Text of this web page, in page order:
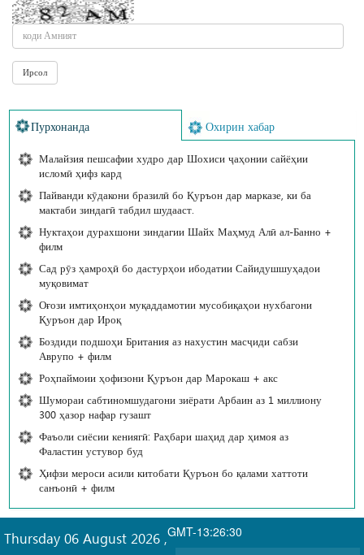
Пурхонанда Охирин хабар
Малайзия пешсафии худро дар Шохиси ҷаҳонии сайёҳии
исломӣ ҳифз кард
Пайванди кӯдакони бразилӣ бо Қуръон дар марказе, ки ба
мактаби зиндагӣ табдил шудааст.
Нуктаҳои дурахшони зиндагии Шайх Маҳмуд Алӣ ал-Банно +
филм
Сад рӯз ҳамроҳӣ бо дастурҳои ибодатии Сайидушшуҳадои
муқовимат
Оғози имтиҳонҳои муқаддамотии мусобиқаҳои нухбагони
Қуръон дар Ироқ
Боздиди подшоҳи Британия аз нахустин масҷиди сабзи
Аврупо + филм
Роҳпаймоии ҳофизони Қуръон дар Марокаш + акс
Шумораи сабтиномшудагони зиёрати Арбаин аз 1 миллиону
300 ҳазор нафар гузашт
Фаъоли сиёсии кениягӣ: Раҳбари шаҳид дар ҳимоя аз
Фаластин устувор буд
Ҳифзи мероси асили китобати Қуръон бо қалами хаттоти
санъонӣ + филм
GMT-13:26:30
Thursday 06 August 2026 ,